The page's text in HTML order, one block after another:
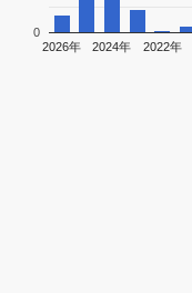
2026年 2024年 2022年
0